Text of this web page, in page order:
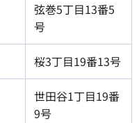
弦巻5丁目13番5
号
桜3丁目19番13号
世田谷1丁目19番
9号